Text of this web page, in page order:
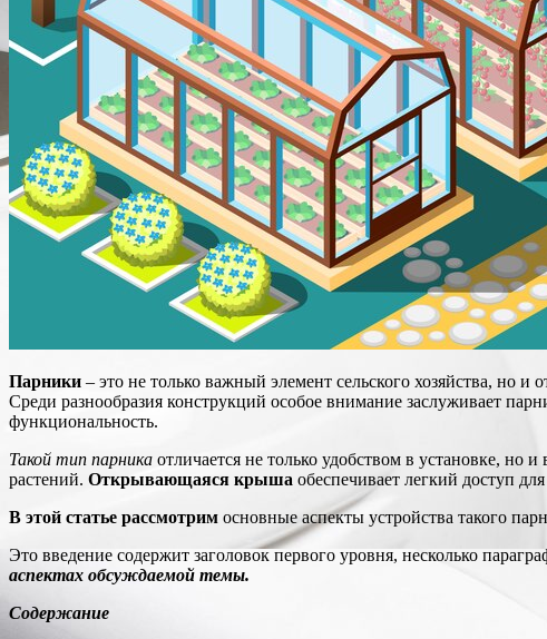
Парники – это не только важный элемент сельского хозяйства, но и
Среди разнообразия конструкций особое внимание заслуживает
функциональность.
Такой тип парника отличается не только удобством в установке, но
растений. Открывающаяся крыша обеспечивает легкий доступ
В этой статье рассмотрим основные аспекты устройства такого
Это введение содержит заголовок первого уровня, несколько
аспектах обсуждаемой темы.
Содержание